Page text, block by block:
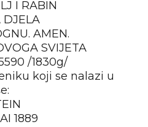
I RABIN
DJELA
AMEN.
SVIJETA
/1830g/
koji se nalazi u
1889